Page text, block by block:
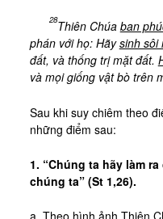
Tài Liệu
Sách Linh Thao
Chú Giải Linh Thao
Linh Thao Tám Ngày
Linh Thao 30 Ngày
Linh Thao Trong
28Thiên Chúa ban
phán với họ: Hãysinh sôi
đất, và thống trị mặt đất.
và mọi giống vật bò trên
Sau khi suy chiêm theo
những điểm sau:
1. “Chúng ta hãy làm
chúng ta” (St 1,26).